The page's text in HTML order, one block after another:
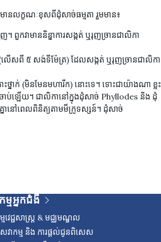
នលក្ខណៈខុសពីដុំសាច់ធម្មតា រួមមាន៖
។ ពួកវាមាននិន្នាការសង្កត់ ឬរុញច្រានជាលិកា
ើសពី ៥ សង់ទីម៉ែត្រ) ដែលសង្កត់ ឬរុញច្រានជាលិកា
ថ្នាក់ (មិនមែនមហារីក) នោះទេ។ ទោះជាយ៉ាងណា ខ្លះ
ចាប់ឡើយ។ ជាលិកានៅក្នុងដុំសាច់ Phyllodes និង ដុំ
នានៅពេលពិនិត្យតាមមីក្រូទស្សន៍។ ដុំសាច់
ម្មអ្នកជំងឺ
មវេជ្ជសាស្រ្ត & មជ្ឈមណ្ឌល
វាកម្ម និង ការផ្តល់ជូនពិសេស